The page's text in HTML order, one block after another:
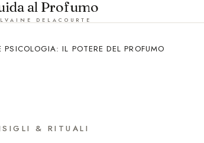
al Profumo
DELACOURTE
IL POTERE DEL PROFUMO
& RITUALI